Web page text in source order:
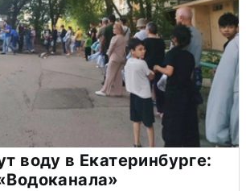
воду в Екатеринбурге: